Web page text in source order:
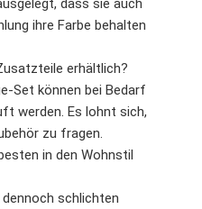
ihre Farbe behalten
erhältlich?
Set können bei Bedarf
werden. Es lohnt sich,
zu fragen.
in den Wohnstil
schlichten